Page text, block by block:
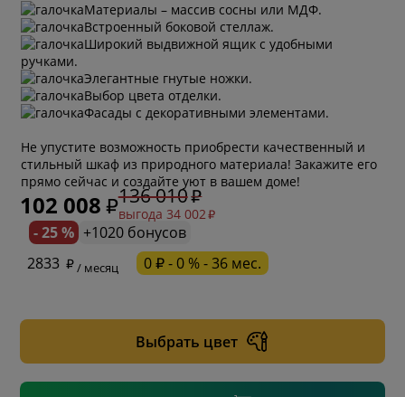
Материалы – массив сосны или МДФ.
Встроенный боковой стеллаж.
Широкий выдвижной ящик с удобными
ручками.
Элегантные гнутые ножки.
Выбор цвета отделки.
Фасады с декоративными элементами.
Не упустите возможность приобрести качественный и
стильный шкаф из природного материала! Закажите его
прямо сейчас и создайте уют в вашем доме!
102 008 136 010
выгода 34 002
- 25 % +1020 бонусов
2833
/ месяц 0 ₽ - 0 % - 36 мес.
Выбрать цвет
* обязательное поле